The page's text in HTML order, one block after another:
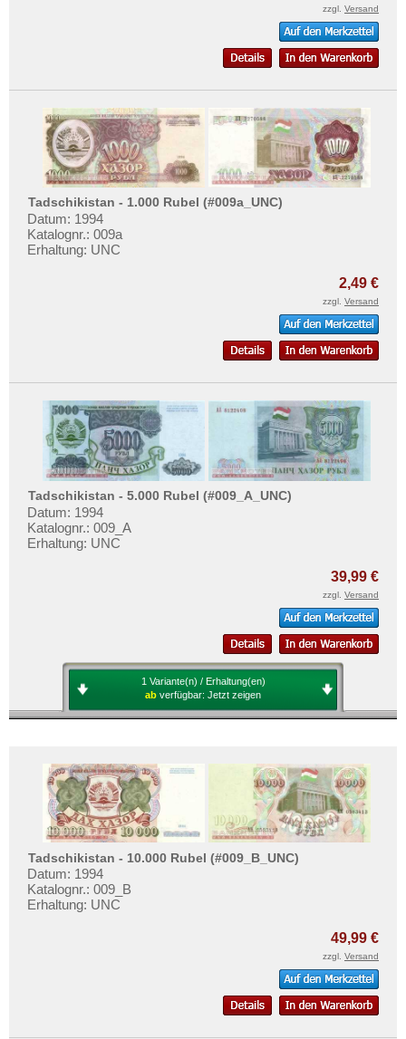
zzgl. Versand
Tadschikistan - 1.000 Rubel (#009a_UNC)
Datum: 1994
Katalognr.: 009a
Erhaltung: UNC
2,49 €
zzgl. Versand
Tadschikistan - 5.000 Rubel (#009_A_UNC)
Datum: 1994
Katalognr.: 009_A
Erhaltung: UNC
39,99 €
zzgl. Versand
1 Variante(n) / Erhaltung(en)
ab verfügbar: Jetzt zeigen
Tadschikistan - 10.000 Rubel (#009_B_UNC)
Datum: 1994
Katalognr.: 009_B
Erhaltung: UNC
49,99 €
zzgl. Versand